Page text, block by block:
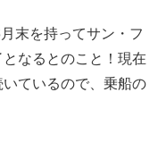
末を持ってサン・フ
なるとのこと！現在
ているので、乗船の